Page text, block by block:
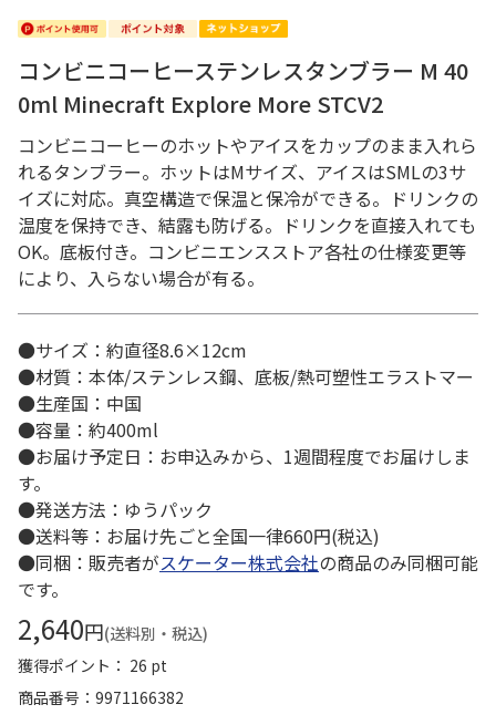
コンビニコーヒーステンレスタンブラー M 40
0ml Minecraft Explore More STCV2
コンビニコーヒーのホットやアイスをカップのまま入れら
れるタンブラー。ホットはMサイズ、アイスはSMLの3サ
イズに対応。真空構造で保温と保冷ができる。ドリンクの
温度を保持でき、結露も防げる。ドリンクを直接入れても
OK。底板付き。コンビニエンスストア各社の仕様変更等
により、入らない場合が有る。
●サイズ：約直径8.6×12cm
●材質：本体/ステンレス鋼、底板/熱可塑性エラストマー
●生産国：中国
●容量：約400ml
●お届け予定日：お申込みから、1週間程度でお届けしま
す。
●発送方法：ゆうパック
●送料等：お届け先ごと全国一律660円(税込)
●同梱：販売者がスケーター株式会社の商品のみ同梱可能
です。
2,640円(送料別・税込)
獲得ポイント： 26 pt
商品番号
9971166382